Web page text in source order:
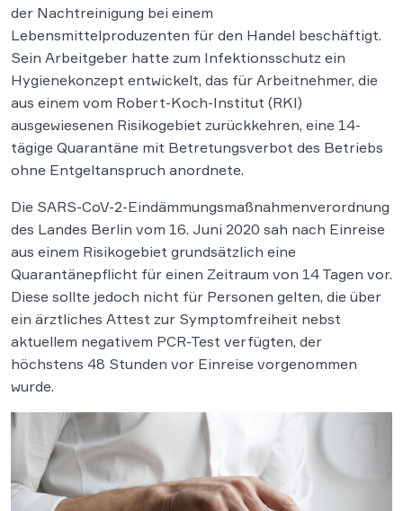
der Nachtreinigung bei einem
Lebensmittelproduzenten für den Handel beschäftigt.
Sein Arbeitgeber hatte zum Infektionsschutz ein
Hygienekonzept entwickelt, das für Arbeitnehmer, die
aus einem vom Robert-Koch-Institut (RKI)
ausgewiesenen Risikogebiet zurückkehren, eine 14-
tägige Quarantäne mit Betretungsverbot des Betriebs
ohne Entgeltanspruch anordnete.
Die SARS-CoV-2-Eindämmungsmaßnahmenverordnung
des Landes Berlin vom 16. Juni 2020 sah nach Einreise
aus einem Risikogebiet grundsätzlich eine
Quarantänepflicht für einen Zeitraum von 14 Tagen vor.
Diese sollte jedoch nicht für Personen gelten, die über
ein ärztliches Attest zur Symptomfreiheit nebst
aktuellem negativem PCR-Test verfügten, der
höchstens 48 Stunden vor Einreise vorgenommen
wurde.